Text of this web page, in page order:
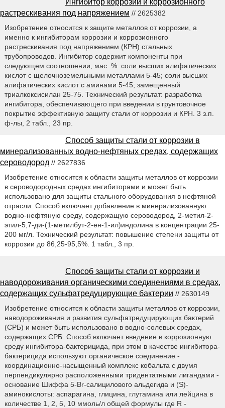
растрескивания под напряжением // 2625382
Изобретение относится к защите металлов от коррозии, а
именно к ингибиторам коррозии и коррозионного
растрескивания под напряжением (КРН) стальных
трубопроводов. Ингибитор содержит компоненты при
следующем соотношении, мас. %: соли высших алифатических
кислот с щелочноземельными металлами 5-45; соли высших
алифатических кислот с аминами 5-45; замещенный
триалкоксисилан 25-75. Технический результат: разработка
ингибитора, обеспечивающего при введении в грунтовочное
покрытие эффективную защиту стали от коррозии и КРН. 3 з.п.
ф-лы, 2 табл., 23 пр.
Способ защиты стали от коррозии в
минерализованных водно-нефтяных средах, содержащих
сероводород // 2627836
Изобретение относится к области защиты металлов от коррозии
в сероводородных средах ингибиторами и может быть
использовано для защиты стального оборудования в нефтяной
отрасли. Способ включает добавление в минерализованную
водно-нефтяную среду, содержащую сероводород, 2-метил-2-
этил-5,7-ди-(1-метилбут-2-ен-1-ил)индолина в концентрации 25-
200 мг/л. Технический результат: повышение степени защиты от
коррозии до 86,25-95,5%. 1 табл., 3 пр.
Способ защиты стали от коррозии и
наводороживания органическими соединениями в средах,
содержащих сульфатредуцирующие бактерии // 2630149
Изобретение относится к области защиты металлов от коррозии,
наводороживания и развития сульфатредуцирующих бактерий
(СРБ) и может быть использовано в водно-солевых средах,
содержащих СРБ. Способ включает введение в коррозионную
среду ингибитора-бактерицида, при этом в качестве ингибитора-
бактерицида используют органическое соединение -
координационно-насыщенный комплекс кобальта с двумя
перпендикулярно расположенными тридентатными лигандами -
основание Шиффа 5-Br-салицилового альдегида и (S)-
аминокислоты: аспарагина, глицина, глутамина или лейцина в
количестве 1, 2, 5, 10 ммоль/л общей формулы где R -